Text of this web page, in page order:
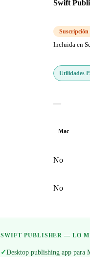
Swift
Suscripción
Incluida en
Utilidades
—
Mac
No
No
SWIFT PUBLISHER — LO
✓Desktop publishing app para